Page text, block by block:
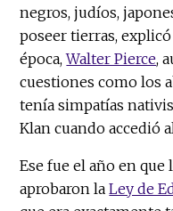
negros, judíos,
poseer tierras,
época,Walter Pierce,
cuestiones como los
tenía simpatías
Klan cuando accedió
Ese fue el año en
aprobaron laLey de